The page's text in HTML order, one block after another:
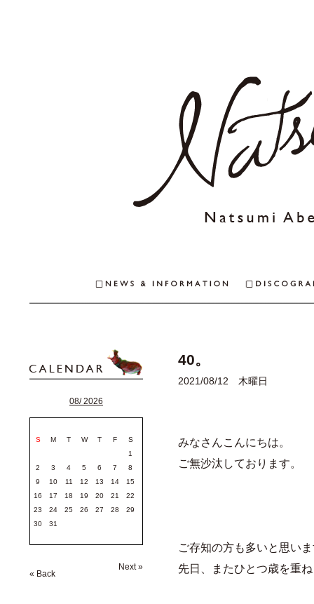
08/ 2026
S M T W T F
S
1
2
3 4 5 6 7
8
9
10 11 12 13 14
15
16
17 18 19 20 21
22
23
24 25 26 27 28
29
30
31
« Back
Next »
40。
2021/08/12 木曜日
みなさんこんにちは。
ご無沙汰しております。
ご存知の方も多いと思い
先日、またひとつ歳を重